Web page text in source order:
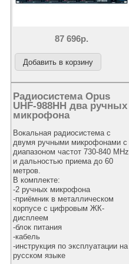
87 696р.
Радиосистема Opus
UHF-988HH два ручных
микрофона
Вокальная радиосистема с
двумя ручными микрофонами с
диапазоном частот 730-840 MHz
и дальностью приема до 60
метров.
В комплекте:
-2 ручных микрофона
-приёмник в металлическом
корпусе с цифровым ЖК-
дисплеем
-блок питания
-кабель
-инструкция по эксплуатации на
русском языке